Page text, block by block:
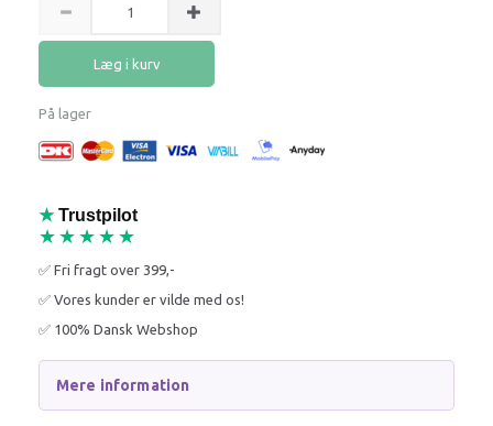
Læg i kurv
På lager
★ Trustpilot
★★★★★
✅ Fri fragt over 399,-
✅ Vores kunder er vilde med os!
✅ 100% Dansk Webshop
Mere information